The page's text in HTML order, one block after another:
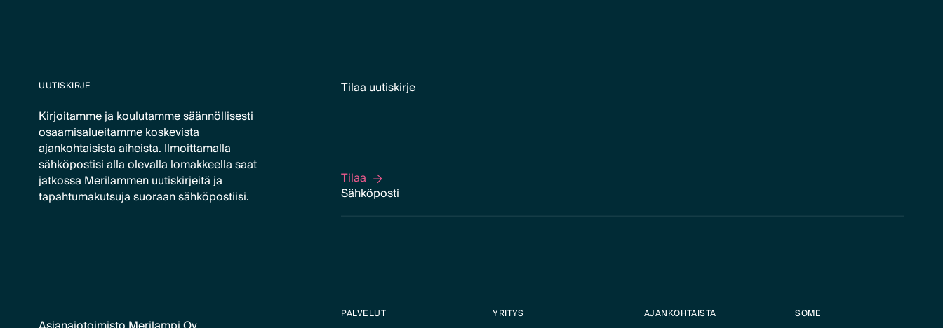
UUTISKIRJE
Kirjoitamme ja koulutamme säännöllisesti
osaamisalueitamme koskevista
ajankohtaisista aiheista. Ilmoittamalla
sähköpostisi alla olevalla lomakkeella saat
jatkossa Merilammen uutiskirjeitä ja
tapahtumakutsuja suoraan sähköpostiisi.
Tilaa uutiskirje
Tilaa
Tilaa
PALVELUT YRITYS AJANKOHTAISTA SOME